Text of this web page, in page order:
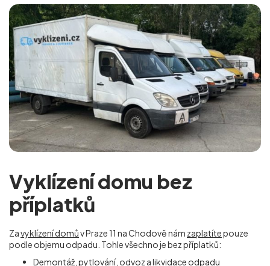
Vyklízení domu bez
příplatků
Zavyklízení domův Praze 11 na Chodově nám zaplatítepouze
podle objemu odpadu. Tohle všechno je bez příplatků:
Demontáž, pytlování, odvoz a likvidace odpadu